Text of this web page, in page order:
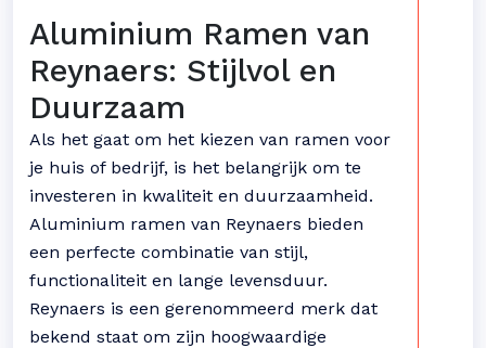
Aluminium Ramen van
Reynaers: Stijlvol en
Duurzaam
Als het gaat om het kiezen van ramen voor
je huis of bedrijf, is het belangrijk om te
investeren in kwaliteit en duurzaamheid.
Aluminium ramen van Reynaers bieden
een perfecte combinatie van stijl,
functionaliteit en lange levensduur.
Reynaers is een gerenommeerd merk dat
bekend staat om zijn hoogwaardige